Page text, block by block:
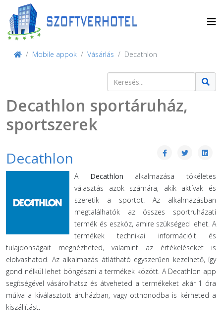
Mobile appok Vásárlás Decathlon
Keresés
Decathlon sportáruház,
sportszerek
Decathlon
A Decathlon alkalmazása tökéletes
választás azok számára, akik aktívak és
szeretik a sportot. Az alkalmazásban
megtalálhatók az összes sportruházati
termék és eszköz, amire szükséged lehet. A
termékek technikai információit és
tulajdonságait megnézheted, valamint az értékeléseket is
elolvashatod. Az alkalmazás átlátható egyszerűen kezelhető, így
gond nélkül lehet böngészni a termékek között. A Decathlon app
segítségével vásárolhatsz és átveheted a termékeket akár 1 óra
múlva a kiválasztott áruházban, vagy otthonodba is kérheted a
kiszállítást.